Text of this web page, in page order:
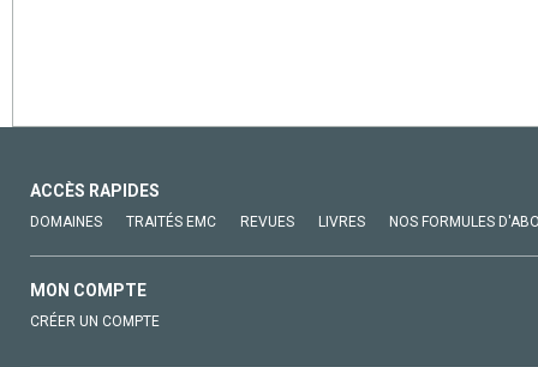
ACCÈS RAPIDES
DOMAINES TRAITÉS EMC REVUES LIVRES NOS FORMULES
MON COMPTE
CRÉER UN COMPTE